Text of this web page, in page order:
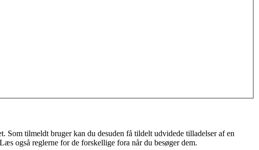
tilmeldt bruger kan du desuden få tildelt udvidede tilladelser af en
også reglerne for de forskellige fora når du besøger dem.